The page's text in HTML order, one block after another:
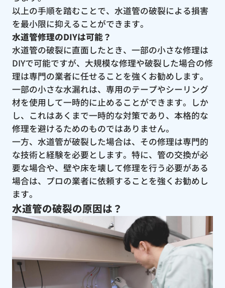
以上の手順を踏むことで、水道管の破裂による損害
を最小限に抑えることができます。
水道管修理のDIYは可能？
水道管の破裂に直面したとき、一部の小さな修理は
DIYで可能ですが、大規模な修理や破裂した場合の修
理は専門の業者に任せることを強くお勧めします。
一部の小さな水漏れは、専用のテープやシーリング
材を使用して一時的に止めることができます。しか
し、これはあくまで一時的な対策であり、本格的な
修理を避けるためのものではありません。
一方、水道管が破裂した場合は、その修理は専門的
な技術と経験を必要とします。特に、管の交換が必
要な場合や、壁や床を壊して修理を行う必要がある
場合は、プロの業者に依頼することを強くお勧めし
ます。
水道管の破裂の原因は？